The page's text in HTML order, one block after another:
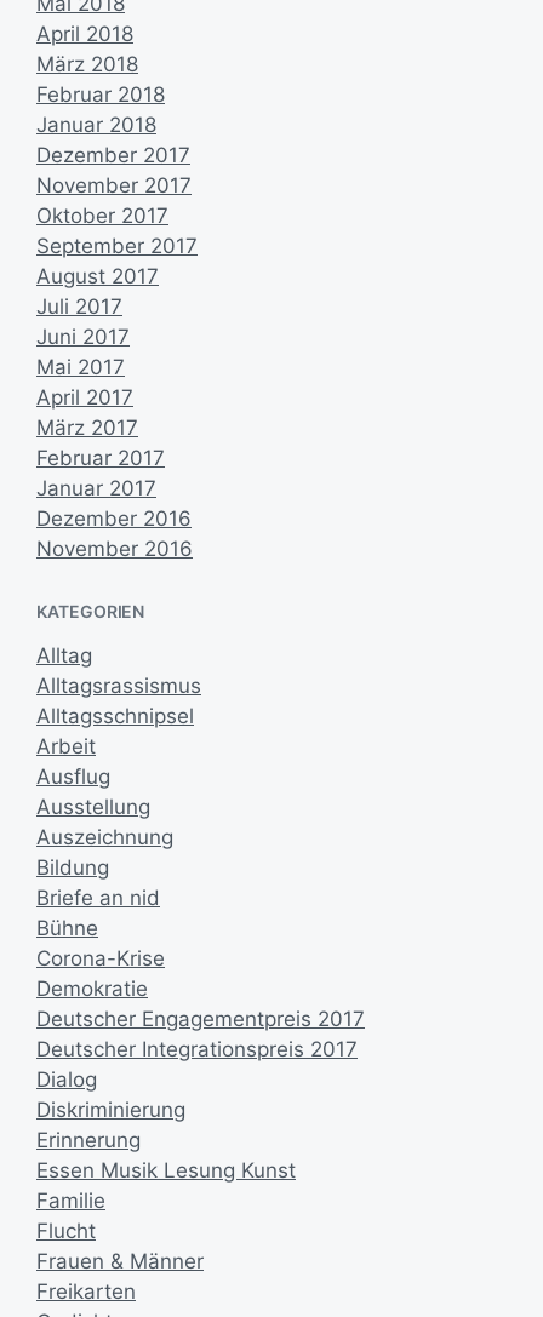
April 2018
März 2018
Februar 2018
Januar 2018
Dezember 2017
November 2017
Oktober 2017
September 2017
August 2017
Juli 2017
Juni 2017
Mai 2017
April 2017
März 2017
Februar 2017
Januar 2017
Dezember 2016
November 2016
KATEGORIEN
Alltag
Alltagsrassismus
Alltagsschnipsel
Arbeit
Ausflug
Ausstellung
Auszeichnung
Bildung
Briefe an nid
Bühne
Corona-Krise
Demokratie
Deutscher Engagementpreis 2017
Deutscher Integrationspreis 2017
Dialog
Diskriminierung
Erinnerung
Essen Musik Lesung Kunst
Familie
Flucht
Frauen & Männer
Freikarten